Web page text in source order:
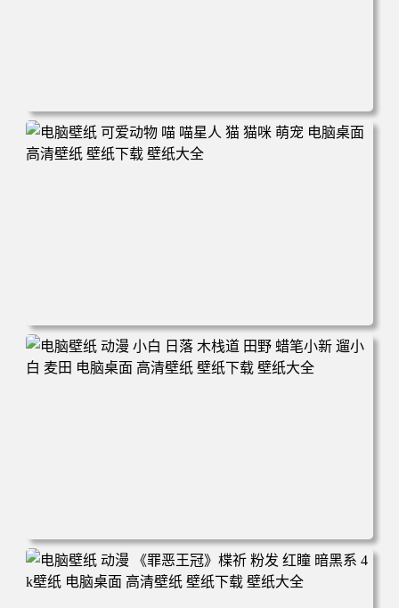
电脑壁纸 动漫 冬季 公交车 朱迪狐尼克 4K 电脑壁纸 3840x2
160 电脑桌面 高清壁纸 壁纸下载 壁纸大全
电脑壁纸 可爱动物 喵 喵星人 猫 猫咪 萌宠 电脑桌面 高清壁
纸 壁纸下载 壁纸大全
电脑壁纸 动漫 小白 日落 木栈道 田野 蜡笔小新 遛小白 麦田
电脑桌面 高清壁纸 壁纸下载 壁纸大全